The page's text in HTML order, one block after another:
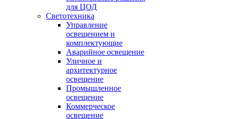
для ЦОД
Светотехника
Управление
освещением и
комплектующие
Аварийное освещение
Уличное и
архитектурное
освещение
Промышленное
освещение
Коммерческое
освещение